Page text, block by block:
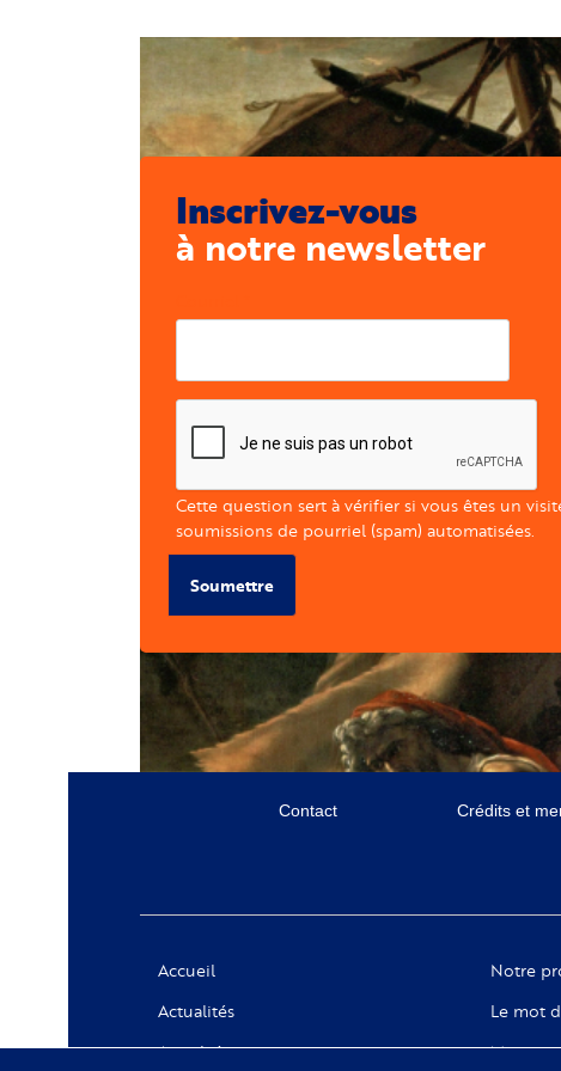
Inscrivez-vous
à notre newsletter
Cette question sert à vérifier si vous êtes un
soumissions de pourriel (spam) automatisées.
Soumettre
Contact Crédits et
Accueil
Actualités
Appels à projets
Notre
Le mot